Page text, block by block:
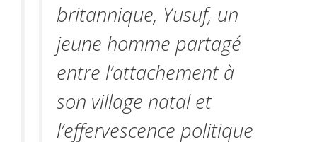
britannique, Yusuf, un
jeune homme partagé
entre l’attachement à
son village natal et
l’effervescence politique